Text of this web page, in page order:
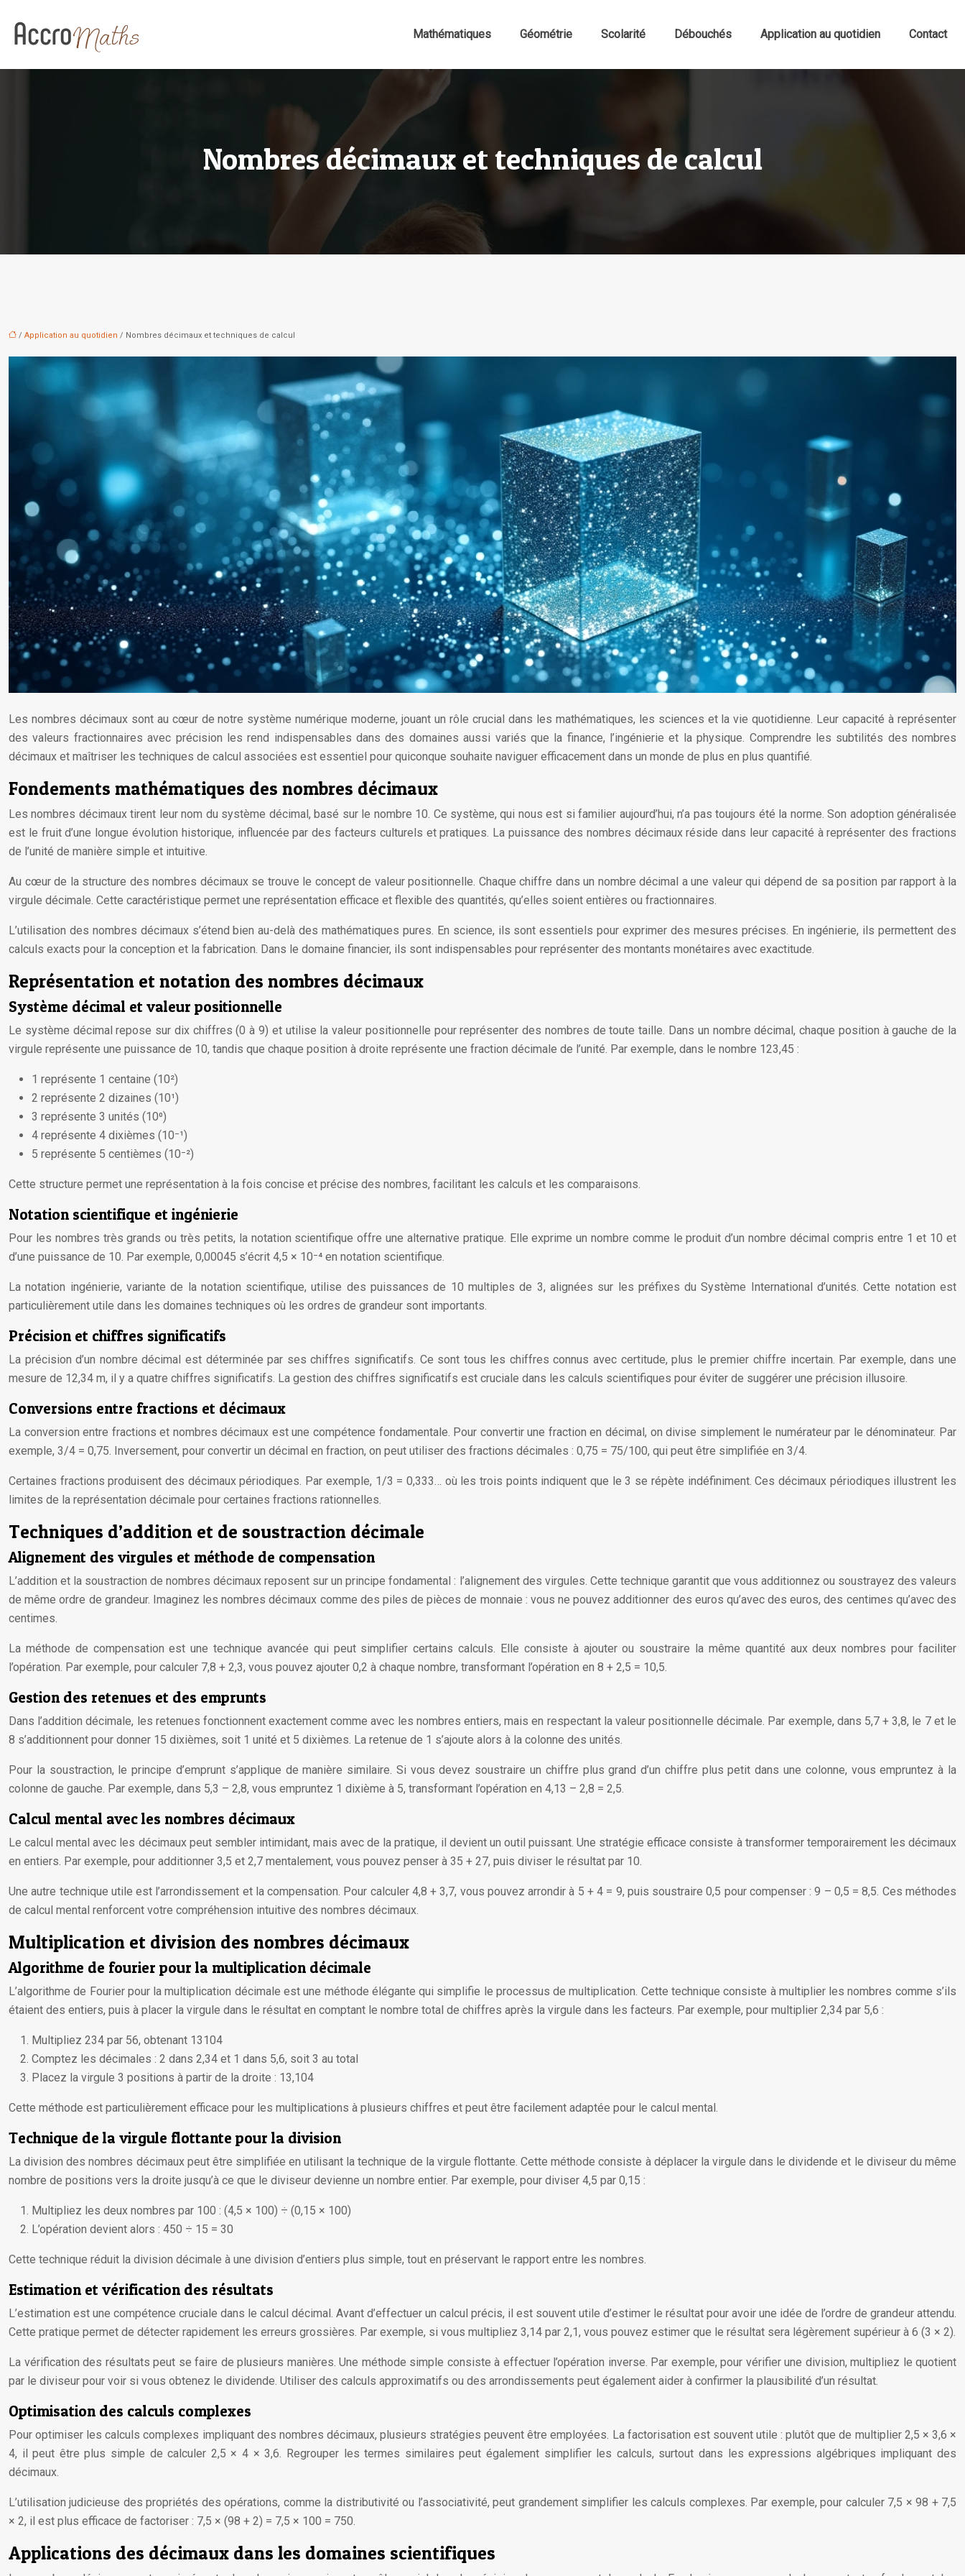
Mathématiques Géométrie Scolarité Débouchés Application au quotidien Contact
Nombres décimaux et techniques de calcul
/ Application au quotidien / Nombres décimaux et techniques de calcul
Les nombres décimaux sont au cœur de notre système numérique moderne, jouant un rôle crucial dans les mathématiques, les sciences et la vie quotidienne. Leur capacité à représenter
des valeurs fractionnaires avec précision les rend indispensables dans des domaines aussi variés que la finance, l’ingénierie et la physique. Comprendre les subtilités des nombres
décimaux et maîtriser les techniques de calcul associées est essentiel pour quiconque souhaite naviguer efficacement dans un monde de plus en plus quantifié.
Fondements mathématiques des nombres décimaux
Les nombres décimaux tirent leur nom du système décimal, basé sur le nombre 10. Ce système, qui nous est si familier aujourd’hui, n’a pas toujours été la norme. Son adoption généralisée
est le fruit d’une longue évolution historique, influencée par des facteurs culturels et pratiques. La puissance des nombres décimaux réside dans leur capacité à représenter des fractions
de l’unité de manière simple et intuitive.
Au cœur de la structure des nombres décimaux se trouve le concept de valeur positionnelle. Chaque chiffre dans un nombre décimal a une valeur qui dépend de sa position par rapport à la
virgule décimale. Cette caractéristique permet une représentation efficace et flexible des quantités, qu’elles soient entières ou fractionnaires.
L’utilisation des nombres décimaux s’étend bien au-delà des mathématiques pures. En science, ils sont essentiels pour exprimer des mesures précises. En ingénierie, ils permettent des
calculs exacts pour la conception et la fabrication. Dans le domaine financier, ils sont indispensables pour représenter des montants monétaires avec exactitude.
Représentation et notation des nombres décimaux
Système décimal et valeur positionnelle
Le système décimal repose sur dix chiffres (0 à 9) et utilise la valeur positionnelle pour représenter des nombres de toute taille. Dans un nombre décimal, chaque position à gauche de la
virgule représente une puissance de 10, tandis que chaque position à droite représente une fraction décimale de l’unité. Par exemple, dans le nombre 123,45 :
1 représente 1 centaine (10²)
2 représente 2 dizaines (10¹)
3 représente 3 unités (10⁰)
4 représente 4 dixièmes (10⁻¹)
5 représente 5 centièmes (10⁻²)
Cette structure permet une représentation à la fois concise et précise des nombres, facilitant les calculs et les comparaisons.
Notation scientifique et ingénierie
Pour les nombres très grands ou très petits, la notation scientifique offre une alternative pratique. Elle exprime un nombre comme le produit d’un nombre décimal compris entre 1 et 10 et
d’une puissance de 10. Par exemple, 0,00045 s’écrit 4,5 × 10⁻⁴ en notation scientifique.
La notation ingénierie, variante de la notation scientifique, utilise des puissances de 10 multiples de 3, alignées sur les préfixes du Système International d’unités. Cette notation est
particulièrement utile dans les domaines techniques où les ordres de grandeur sont importants.
Précision et chiffres significatifs
La précision d’un nombre décimal est déterminée par ses chiffres significatifs. Ce sont tous les chiffres connus avec certitude, plus le premier chiffre incertain. Par exemple, dans une
mesure de 12,34 m, il y a quatre chiffres significatifs. La gestion des chiffres significatifs est cruciale dans les calculs scientifiques pour éviter de suggérer une précision illusoire.
Conversions entre fractions et décimaux
La conversion entre fractions et nombres décimaux est une compétence fondamentale. Pour convertir une fraction en décimal, on divise simplement le numérateur par le dénominateur. Par
exemple, 3/4 = 0,75. Inversement, pour convertir un décimal en fraction, on peut utiliser des fractions décimales : 0,75 = 75/100, qui peut être simplifiée en 3/4.
Certaines fractions produisent des décimaux périodiques. Par exemple, 1/3 = 0,333… où les trois points indiquent que le 3 se répète indéfiniment. Ces décimaux périodiques illustrent les
limites de la représentation décimale pour certaines fractions rationnelles.
Techniques d’addition et de soustraction décimale
Alignement des virgules et méthode de compensation
L’addition et la soustraction de nombres décimaux reposent sur un principe fondamental : l’alignement des virgules. Cette technique garantit que vous additionnez ou soustrayez des valeurs
de même ordre de grandeur. Imaginez les nombres décimaux comme des piles de pièces de monnaie : vous ne pouvez additionner des euros qu’avec des euros, des centimes qu’avec des
centimes.
La méthode de compensation est une technique avancée qui peut simplifier certains calculs. Elle consiste à ajouter ou soustraire la même quantité aux deux nombres pour faciliter
l’opération. Par exemple, pour calculer 7,8 + 2,3, vous pouvez ajouter 0,2 à chaque nombre, transformant l’opération en 8 + 2,5 = 10,5.
Gestion des retenues et des emprunts
Dans l’addition décimale, les retenues fonctionnent exactement comme avec les nombres entiers, mais en respectant la valeur positionnelle décimale. Par exemple, dans 5,7 + 3,8, le 7 et le
8 s’additionnent pour donner 15 dixièmes, soit 1 unité et 5 dixièmes. La retenue de 1 s’ajoute alors à la colonne des unités.
Pour la soustraction, le principe d’emprunt s’applique de manière similaire. Si vous devez soustraire un chiffre plus grand d’un chiffre plus petit dans une colonne, vous empruntez à la
colonne de gauche. Par exemple, dans 5,3 – 2,8, vous empruntez 1 dixième à 5, transformant l’opération en 4,13 – 2,8 = 2,5.
Calcul mental avec les nombres décimaux
Le calcul mental avec les décimaux peut sembler intimidant, mais avec de la pratique, il devient un outil puissant. Une stratégie efficace consiste à transformer temporairement les décimaux
en entiers. Par exemple, pour additionner 3,5 et 2,7 mentalement, vous pouvez penser à 35 + 27, puis diviser le résultat par 10.
Une autre technique utile est l’arrondissement et la compensation. Pour calculer 4,8 + 3,7, vous pouvez arrondir à 5 + 4 = 9, puis soustraire 0,5 pour compenser : 9 – 0,5 = 8,5. Ces méthodes
de calcul mental renforcent votre compréhension intuitive des nombres décimaux.
Multiplication et division des nombres décimaux
Algorithme de fourier pour la multiplication décimale
L’algorithme de Fourier pour la multiplication décimale est une méthode élégante qui simplifie le processus de multiplication. Cette technique consiste à multiplier les nombres comme s’ils
étaient des entiers, puis à placer la virgule dans le résultat en comptant le nombre total de chiffres après la virgule dans les facteurs. Par exemple, pour multiplier 2,34 par 5,6 :
Multipliez 234 par 56, obtenant 13104
Comptez les décimales : 2 dans 2,34 et 1 dans 5,6, soit 3 au total
Placez la virgule 3 positions à partir de la droite : 13,104
Cette méthode est particulièrement efficace pour les multiplications à plusieurs chiffres et peut être facilement adaptée pour le calcul mental.
Technique de la virgule flottante pour la division
La division des nombres décimaux peut être simplifiée en utilisant la technique de la virgule flottante. Cette méthode consiste à déplacer la virgule dans le dividende et le diviseur du même
nombre de positions vers la droite jusqu’à ce que le diviseur devienne un nombre entier. Par exemple, pour diviser 4,5 par 0,15 :
Multipliez les deux nombres par 100 : (4,5 × 100) ÷ (0,15 × 100)
L’opération devient alors : 450 ÷ 15 = 30
Cette technique réduit la division décimale à une division d’entiers plus simple, tout en préservant le rapport entre les nombres.
Estimation et vérification des résultats
L’estimation est une compétence cruciale dans le calcul décimal. Avant d’effectuer un calcul précis, il est souvent utile d’estimer le résultat pour avoir une idée de l’ordre de grandeur attendu.
Cette pratique permet de détecter rapidement les erreurs grossières. Par exemple, si vous multipliez 3,14 par 2,1, vous pouvez estimer que le résultat sera légèrement supérieur à 6 (3 × 2).
La vérification des résultats peut se faire de plusieurs manières. Une méthode simple consiste à effectuer l’opération inverse. Par exemple, pour vérifier une division, multipliez le quotient
par le diviseur pour voir si vous obtenez le dividende. Utiliser des calculs approximatifs ou des arrondissements peut également aider à confirmer la plausibilité d’un résultat.
Optimisation des calculs complexes
Pour optimiser les calculs complexes impliquant des nombres décimaux, plusieurs stratégies peuvent être employées. La factorisation est souvent utile : plutôt que de multiplier 2,5 × 3,6 ×
4, il peut être plus simple de calculer 2,5 × 4 × 3,6. Regrouper les termes similaires peut également simplifier les calculs, surtout dans les expressions algébriques impliquant des
décimaux.
L’utilisation judicieuse des propriétés des opérations, comme la distributivité ou l’associativité, peut grandement simplifier les calculs complexes. Par exemple, pour calculer 7,5 × 98 + 7,5
× 2, il est plus efficace de factoriser : 7,5 × (98 + 2) = 7,5 × 100 = 750.
Applications des décimaux dans les domaines scientifiques